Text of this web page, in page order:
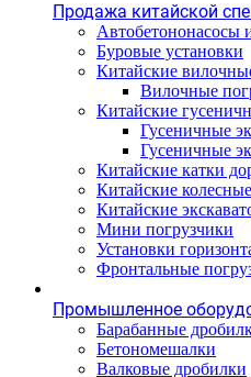
Продажа китайской
Автобетононасосы
Буровые установки
Китайские
Вилочные
Китайские
Гусеничные
Гусеничные
Китайские катки
Китайские
Китайские
Мини погрузчики
Установки
Фронтальные
Промышленное
Барабанные
Бетономешалки
Валковые дробилки